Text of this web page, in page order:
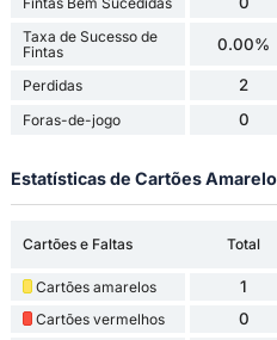
Taxa de Sucesso de
Fintas
0.00%
Perdidas 2
Foras-de-jogo 0
Estatísticas de Cartões
Cartões e Faltas Total
Cartões amarelos 1
Cartões vermelhos 0